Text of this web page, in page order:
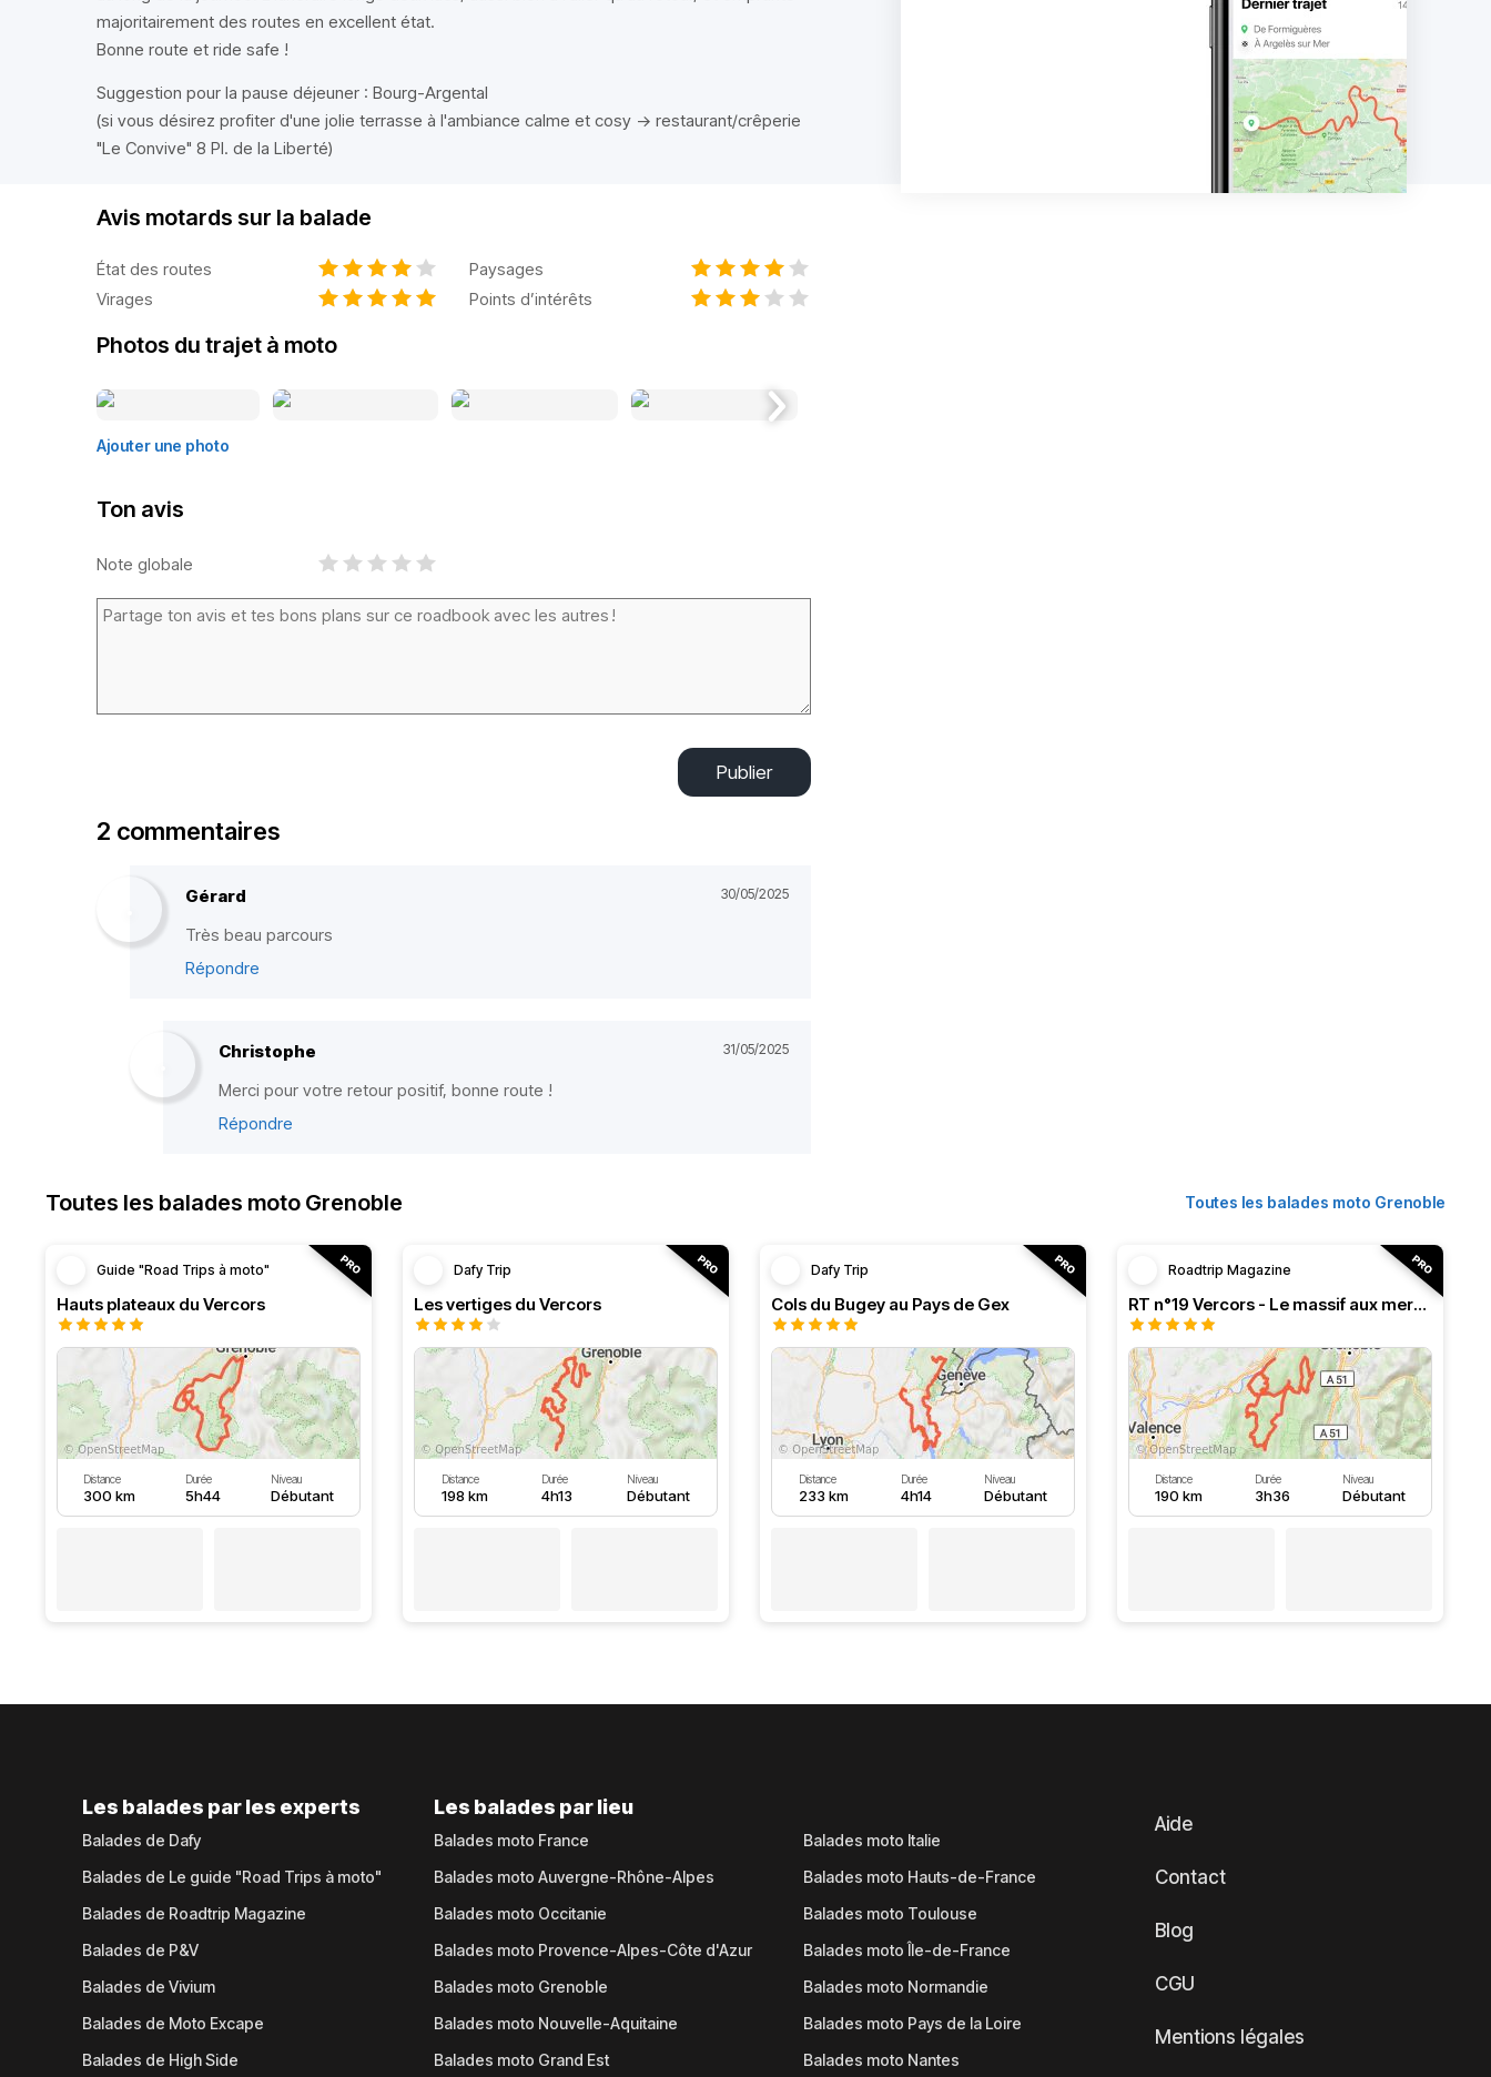
majoritairement des routes en excellent état.
Bonne route et ride safe !
Suggestion pour la pause déjeuner : Bourg-Argental
(si vous désirez profiter d'une jolie terrasse à l'ambiance calme et cosy -> restaurant/crêperie
"Le Convive" 8 Pl. de la Liberté)
Avis motards sur la balade
État des routes
Paysages
Virages
Points d’intérêts
Photos du trajet à moto
Ajouter une photo
Ton avis
Note globale
Publier
2 commentaires
Gérard 30/05/2025
Très beau parcours
Répondre
Christophe 31/05/2025
Merci pour votre retour positif, bonne route !
Répondre
Toutes les balades moto Grenoble Toutes les balades moto Grenoble
Guide "Road Trips à moto"
Hauts plateaux du Vercors
Distance
300 km
Durée
5h44
Niveau
Débutant
Dafy Trip
Les vertiges du Vercors
Distance
198 km
Durée
4h13
Niveau
Débutant
Dafy Trip
Cols du Bugey au Pays de Gex
Distance
233 km
Durée
4h14
Niveau
Débutant
Roadtrip Magazine
RT n°19 Vercors - Le massif aux merveilles.
Distance
190 km
Durée
3h36
Niveau
Débutant
Les balades par les experts
Balades de Dafy
Balades de Le guide "Road Trips à moto"
Balades de Roadtrip Magazine
Balades de P&V
Balades de Vivium
Balades de Moto Excape
Balades de High Side
Les balades par lieu
Balades moto France
Balades moto Auvergne-Rhône-Alpes
Balades moto Occitanie
Balades moto Provence-Alpes-Côte d'Azur
Balades moto Grenoble
Balades moto Nouvelle-Aquitaine
Balades moto Grand Est
Balades moto Italie
Balades moto Hauts-de-France
Balades moto Toulouse
Balades moto Île-de-France
Balades moto Normandie
Balades moto Pays de la Loire
Balades moto Nantes
Aide
Contact
Blog
CGU
Mentions légales